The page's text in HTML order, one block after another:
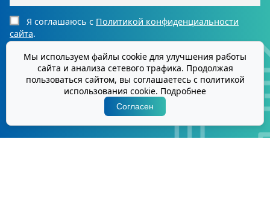
Я соглашаюсь с Политикой конфиденциальности
сайта.
Отправить
Каталог Услуги
Мы используем файлы cookie для улучшения работы
сайта и анализа сетевого трафика. Продолжая
пользоваться сайтом, вы соглашаетесь с политикой
использования cookie. Подробнее
Согласен
Рассчитать стоимость оборудования